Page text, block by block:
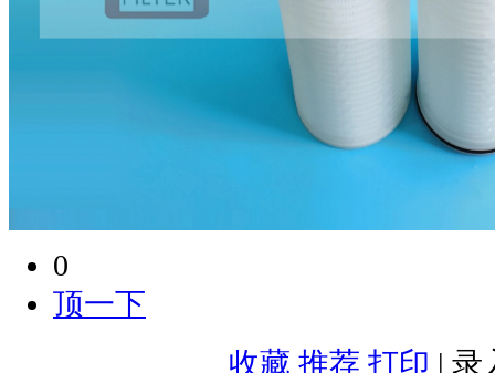
0
顶一下
收藏 推荐 打印 | 录